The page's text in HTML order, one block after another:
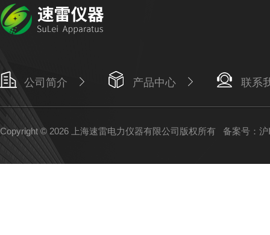
公司简介 产品中心 联系
Copyright © 2026 上海速雷电力仪器有限公司版权所有 备案号：